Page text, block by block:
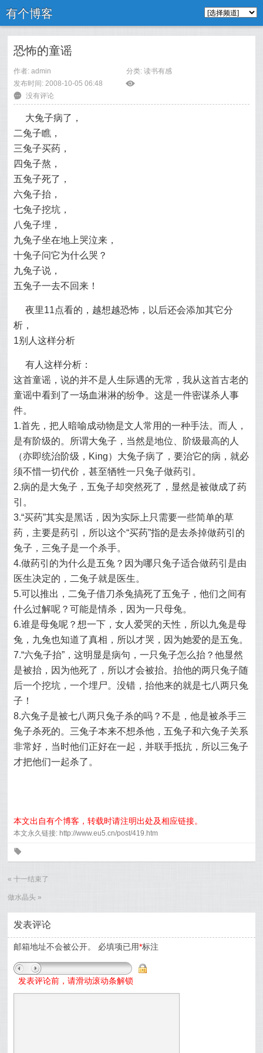
有个博客
恐怖的童谣
作者: admin 分类: 读书有感
发布时间: 2008-10-05 06:48
ė
6
没有评论
大兔子病了，
二兔子瞧，
三兔子买药，
四兔子熬，
五兔子死了，
六兔子抬，
七兔子挖坑，
八兔子埋，
九兔子坐在地上哭泣来，
十兔子问它为什么哭？
九兔子说，
五兔子一去不回来！
夜里11点看的，越想越恐怖，以后还会添加其它分
析，
1别人这样分析
有人这样分析：
这首童谣，说的并不是人生际遇的无常，我从这首古老的
童谣中看到了一场血淋淋的纷争。这是一件密谋杀人事
件。
1.首先，把人暗喻成动物是文人常用的一种手法。而人，
是有阶级的。所谓大兔子，当然是地位、阶级最高的人
（亦即统治阶级，King）大兔子病了，要治它的病，就必
须不惜一切代价，甚至牺牲一只兔子做药引。
2.病的是大兔子，五兔子却突然死了，显然是被做成了药
引。
3.“买药”其实是黑话，因为实际上只需要一些简单的草
药，主要是药引，所以这个“买药”指的是去杀掉做药引的
兔子，三兔子是一个杀手。
4.做药引的为什么是五兔？因为哪只兔子适合做药引是由
医生决定的，二兔子就是医生。
5.可以推出，二兔子借刀杀兔搞死了五兔子，他们之间有
什么过解呢？可能是情杀，因为一只母兔。
6.谁是母兔呢？想一下，女人爱哭的天性，所以九兔是母
兔，九兔也知道了真相，所以才哭，因为她爱的是五兔。
7.“六兔子抬”，这明显是病句，一只兔子怎么抬？他显然
是被抬，因为他死了，所以才会被抬。抬他的两只兔子随
后一个挖坑，一个埋尸。没错，抬他来的就是七八两只兔
子！
8.六兔子是被七八两只兔子杀的吗？不是，他是被杀手三
兔子杀死的。三兔子本来不想杀他，五兔子和六兔子关系
非常好，当时他们正好在一起，并联手抵抗，所以三兔子
才把他们一起杀了。
本文出自有个博客，转载时请注明出处及相应链接。
本文永久链接: http://www.eu5.cn/post/419.htm
0
«十一结束了
做水晶头 »
发表评论
邮箱地址不会被公开。 必填项已用*标注
发表评论前，请滑动滚动条解锁